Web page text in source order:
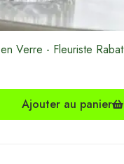
Verre - Fleuriste Rabat
Ajouter au panier